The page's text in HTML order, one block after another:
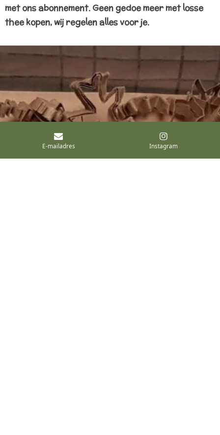
met ons abonnement. Geen gedoe meer met losse
thee kopen, wij regelen alles voor je.
E-mailadres Instagram